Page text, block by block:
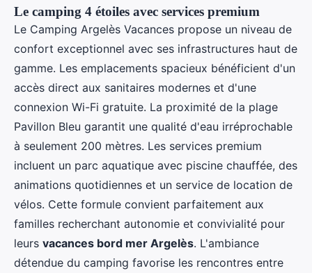
Le camping 4 étoiles avec services premium
Le Camping Argelès Vacances propose un niveau de
confort exceptionnel avec ses infrastructures haut de
gamme. Les emplacements spacieux bénéficient d'un
accès direct aux sanitaires modernes et d'une
connexion Wi-Fi gratuite. La proximité de la plage
Pavillon Bleu garantit une qualité d'eau irréprochable
à seulement 200 mètres. Les services premium
incluent un parc aquatique avec piscine chauffée, des
animations quotidiennes et un service de location de
vélos. Cette formule convient parfaitement aux
familles recherchant autonomie et convivialité pour
leurs vacances bord mer Argelès. L'ambiance
détendue du camping favorise les rencontres entre